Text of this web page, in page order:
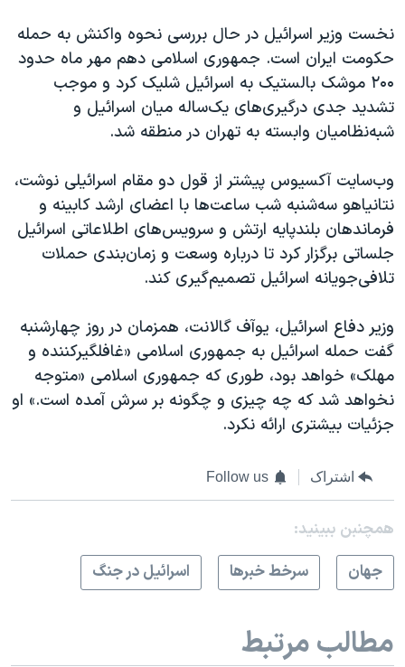
نخست وزیر اسرائیل در حال بررسی نحوه واکنش به حمله
حکومت ایران است. جمهوری اسلامی دهم مهر ماه حدود
۲۰۰ موشک بالستیک به اسرائیل شلیک کرد و موجب
تشدید جدی درگیری‌های یک‌ساله میان اسرائیل و
شبه‌نظامیان وابسته به تهران در منطقه شد.
وب‌سایت آکسیوس پیشتر از قول دو مقام اسرائیلی نوشت،
نتانیاهو سه‌شنبه شب ساعت‌ها با اعضای ارشد کابینه و
فرماندهان بلندپایه ارتش و سرویس‌های اطلاعاتی اسرائیل
جلساتی برگزار کرد تا درباره وسعت و زمان‌بندی حملات
تلافی‌جویانه اسرائیل تصمیم‌گیری کند.
وزیر دفاع اسرائیل، یوآف گالانت، همزمان در روز چهارشنبه
گفت حمله اسرائیل به جمهوری اسلامی «غافلگیرکننده و
مهلک» خواهد بود، طوری که جمهوری اسلامی «متوجه
نخواهد شد که چه چیزی و چگونه بر سرش آمده است.» او
جزئیات بیشتری ارائه نکرد.
اشتراک Follow us
همچنبن ببینید:
جهان
سرخط خبرها اسرائیل در جنگ
مطالب مرتبط